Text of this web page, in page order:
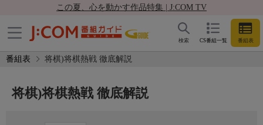
この夏、心を動かす作品特集 | J:COM TV
CS番組一覧 番組表
検索
番組表 将棋)将棋熱戦 徹底解説
将棋)将棋熱戦 徹底解説